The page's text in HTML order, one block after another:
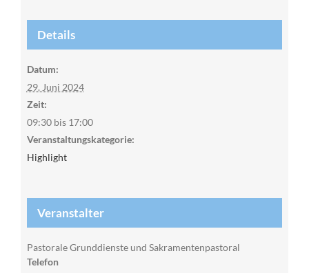
Details
Datum:
29. Juni 2024
Zeit:
09:30 bis 17:00
Veranstaltungskategorie:
Highlight
Veranstalter
Pastorale Grunddienste und Sakramentenpastoral
Telefon